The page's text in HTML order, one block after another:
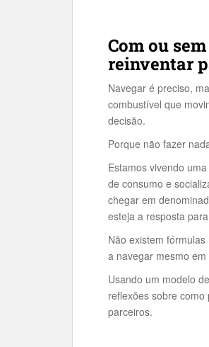
Com ou
reinventar
Navegar é preciso,
combustível que
decisão.
Porque não fazer
Estamos vivendo
de consumo e
chegar em
esteja a resposta
Não existem
a navegar mesmo
Usando um modelo
reflexões sobre
parceiros.